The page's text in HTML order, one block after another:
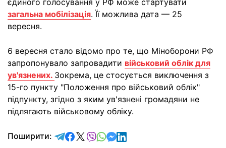
єдиного голосування у РФ може стартувати
загальна мобілізація. Її можлива дата — 25
вересня.
6 вересня стало відомо про те, що Міноборони РФ
запропонувало запровадити військовий облік для
ув'язнених. Зокрема, це стосується виключення з
15-го пункту "Положення про військовий облік"
підпункту, згідно з яким ув'язнені громадяни не
підлягають військовому обліку.
Поширити: відправити у Telegram
поділитись у Facebook
поділитись у X
відправити у Viber
відправити у Whatsapp
відправити у Messenger
відправити у LinkedIn